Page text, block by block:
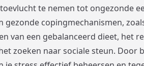
te nemen tot ongezonde
gezonde copingmechanismen,
van een gebalanceerd dieet, het
zoeken naar sociale steun. Door